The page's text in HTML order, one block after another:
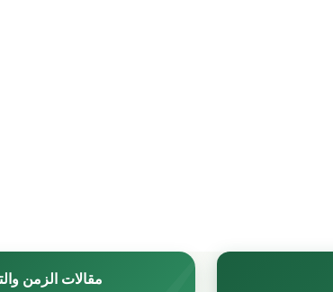
مقالات الزمن